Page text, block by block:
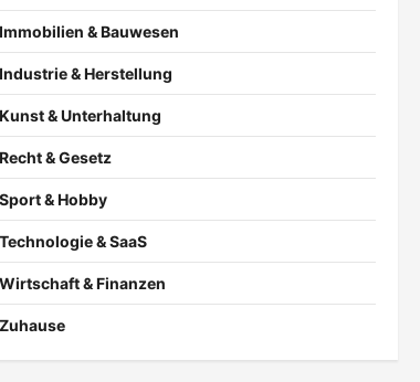
Immobilien & Bauwesen
Industrie & Herstellung
Kunst & Unterhaltung
Recht & Gesetz
Sport & Hobby
Technologie & SaaS
Wirtschaft & Finanzen
Zuhause